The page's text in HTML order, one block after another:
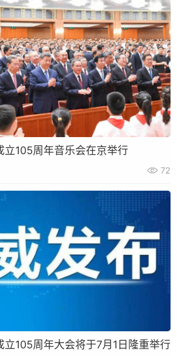
立105周年音乐会在京举行
72
立105周年大会将于7月1日隆重举行